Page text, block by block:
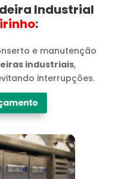
Industrial
:
e manutenção
industriais,
interrupções.